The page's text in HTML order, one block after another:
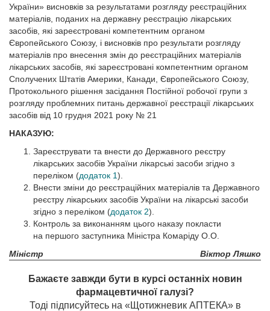
України» висновків за результатами розгляду реєстраційних
матеріалів, поданих на державну реєстрацію лікарських
засобів, які зареєстровані компетентним органом
Європейського Союзу, і висновків про результати розгляду
матеріалів про внесення змін до реєстраційних матеріалів
лікарських засобів, які зареєстровані компетентним органом
Сполучених Штатів Америки, Канади, Європейського Союзу,
Протокольного рішення засідання Постійної робочої групи з
розгляду проблемних питань державної реєстрації лікарських
засобів від 10 грудня 2021 року № 21
НАКАЗУЮ:
Зареєструвати та внести до Державного реєстру
лікарських засобів України лікарські засоби згідно з
переліком (додаток 1).
Внести зміни до реєстраційних матеріалів та Державного
реєстру лікарських засобів України на лікарські засоби
згідно з переліком (додаток 2).
Контроль за виконанням цього наказу покласти
на першого заступника Міністра Комаріду О.О.
Міністр
Віктор Ляшко
Бажаєте завжди бути в курсі останніх новин
фармацевтичної галузі?
Тоді підписуйтесь на «Щотижневик АПТЕКА» в